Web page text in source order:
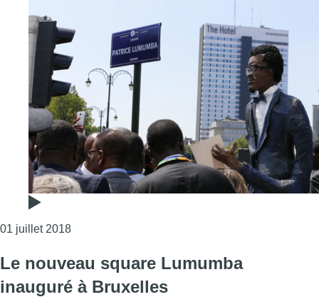
01 juillet 2018Consulter l'article "Plus de 300 personnes à
Le nouveau square Lumumba
inauguré à Bruxelles